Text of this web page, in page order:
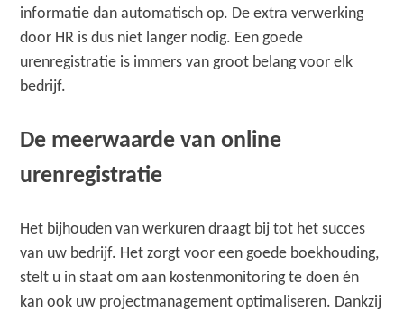
informatie dan automatisch op. De extra verwerking
door HR is dus niet langer nodig. Een goede
urenregistratie is immers van groot belang voor elk
bedrijf.
De meerwaarde van online
urenregistratie
Het bijhouden van werkuren draagt bij tot het succes
van uw bedrijf. Het zorgt voor een goede boekhouding,
stelt u in staat om aan kostenmonitoring te doen én
kan ook uw projectmanagement optimaliseren. Dankzij